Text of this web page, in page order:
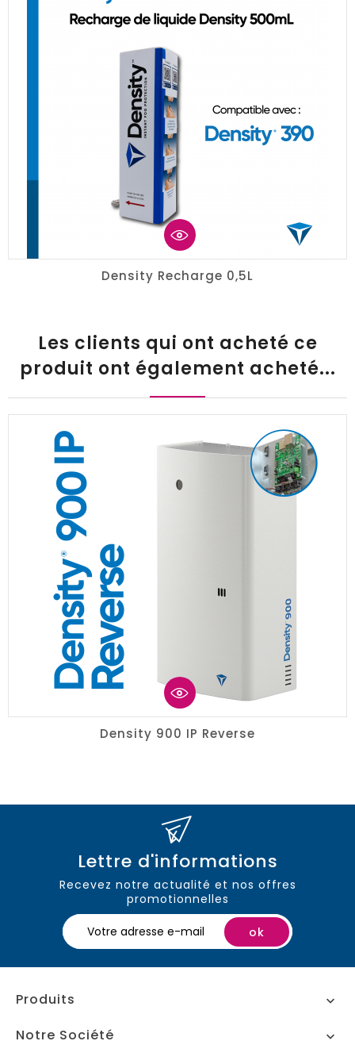
Density Recharge 0,5L
Les clients qui ont acheté ce
produit ont également acheté...
Density 900 IP Reverse
Lettre d'informations
Recevez notre actualité et nos offres
promotionnelles
Produits 
Notre Société 